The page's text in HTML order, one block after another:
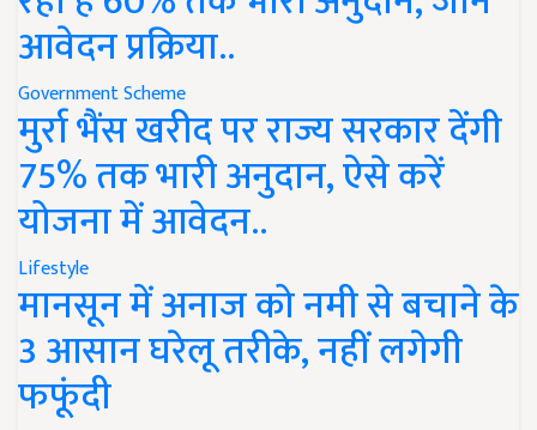
आवेदन प्रक्रिया..
Government Scheme
मुर्रा भैंस खरीद पर राज्य सरकार देंगी
75% तक भारी अनुदान, ऐसे करें
योजना में आवेदन..
Lifestyle
मानसून में अनाज को नमी से बचाने के
3 आसान घरेलू तरीके, नहीं लगेगी
फफूंदी